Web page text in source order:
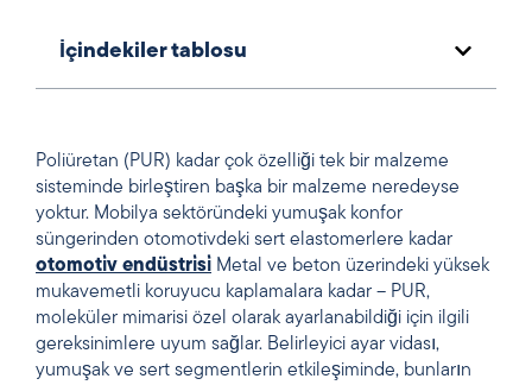
İçindekiler tablosu
Poliüretan (PUR) kadar çok özelliği tek bir malzeme
sisteminde birleştiren başka bir malzeme neredeyse
yoktur. Mobilya sektöründeki yumuşak konfor
süngerinden otomotivdeki sert elastomerlere kadar
otomoti̇v endüstri̇si̇ Metal ve beton üzerindeki yüksek
mukavemetli koruyucu kaplamalara kadar – PUR,
moleküler mimarisi özel olarak ayarlanabildiği için ilgili
gereksinimlere uyum sağlar. Belirleyici ayar vidası,
yumuşak ve sert segmentlerin etkileşiminde, bunların